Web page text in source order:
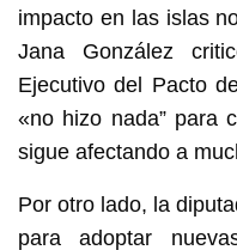
impacto en las islas
Jana González
Ejecutivo del Pacto
«no hizo nada” para
sigue afectando a
Por otro lado, la
para adoptar